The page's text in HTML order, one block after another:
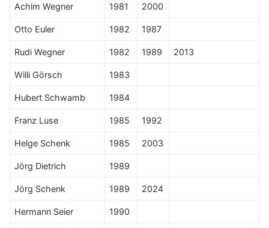
Achim Wegner 1981 2000
Otto Euler 1982 1987
Rudi Wegner 1982 1989 2013
Willi Görsch 1983
Hubert Schwamb 1984
Franz Luse 1985 1992
Helge Schenk 1985 2003
Jörg Dietrich 1989
Jörg Schenk 1989 2024
Hermann Seier 1990